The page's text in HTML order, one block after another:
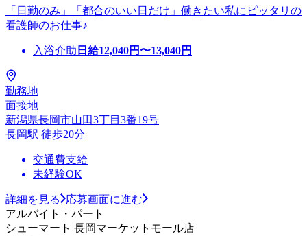
「日勤のみ」「都合のいい日だけ」働きたい私にピッタリの
看護師のお仕事♪
入浴介助 日給12,040円〜13,040円
勤務地
面接地
新潟県長岡市山田3丁目3番19号
長岡駅 徒歩20分
交通費支給
未経験OK
詳細を見る
応募画面に進む
アルバイト・パート
シューマート 長岡マーケットモール店